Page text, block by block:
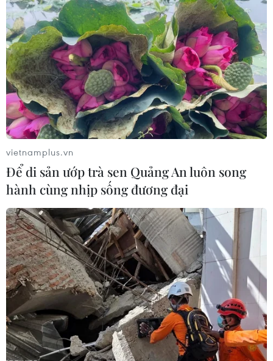
dự luật mang tên “One Big, Beautiful Bill Act” theo đề
xuất của Tổng thống Donald Trump đã được Hạ viện Mỹ
thông qua.
Mỹ: Thâm hụt ngân sách vượt 1.000 tỷ
USD bất chấp thặng dư kỷ lục trong tháng
4
13/05/2025 06:58
Tổng thu từ đầu tài khóa đến nay đạt 3.110 tỷ USD trong
vietnamplus.vn
Để di sản ướp trà sen Quảng An luôn song
hành cùng nhịp sống đương đại